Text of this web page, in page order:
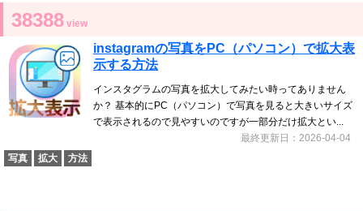
38388 view
instagramの写真をPC（パソコン）で拡大表
示する方法
インスタグラムの写真を拡大してみたい時ってありません
か？ 基本的にPC（パソコン）で写真を見ると大きいサイズ
で表示されるので見やすいのですが一部分だけ拡大とい...
最終更新日：2026-04-04
写真
拡大 方法